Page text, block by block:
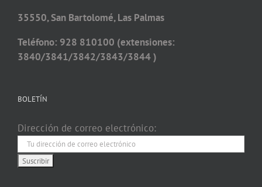
35550, San Bartolomé, Las Palmas
Teléfono: 928 810100 (extensiones:
3840/3841/3842/3843/3844 )
BOLETÍN
Dirección de correo electrónico: